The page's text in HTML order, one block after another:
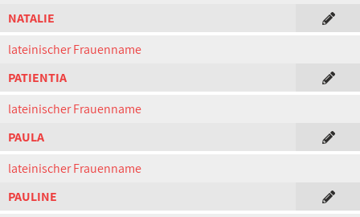
NATALIE
lateinischer Frauenname
PATIENTIA
lateinischer Frauenname
PAULA
lateinischer Frauenname
PAULINE